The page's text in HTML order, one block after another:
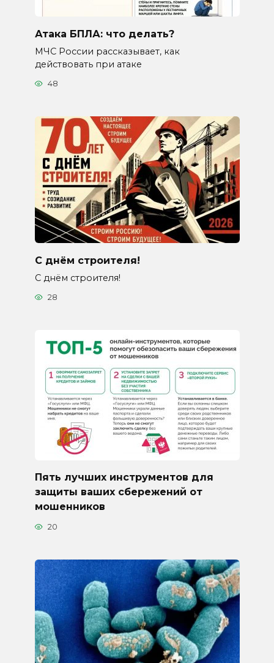
Атака БПЛА: что делать?
МЧС России рассказывает, как
действовать при атаке
48
С днём строителя!
С днём строителя!
28
Пять лучших инструментов для
защиты ваших сбережений от
мошенников
20